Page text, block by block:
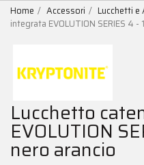
Home Accessori Lucchetti
integrata EVOLUTION SERIES 4
Lucchetto
EVOLUTION
nero arancio